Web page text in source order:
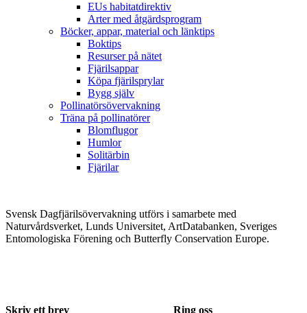
EUs habitatdirektiv
Arter med åtgärdsprogram
Böcker, appar, material och länktips
Boktips
Resurser på nätet
Fjärilsappar
Köpa fjärilsprylar
Bygg själv
Pollinatörsövervakning
Träna på pollinatörer
Blomflugor
Humlor
Solitärbin
Fjärilar
Svensk Dagfjärilsövervakning utförs i samarbete med
Naturvårdsverket, Lunds Universitet, ArtDatabanken, Sveriges
Entomologiska Förening och Butterfly Conservation Europe.
Skriv ett brev Ring oss